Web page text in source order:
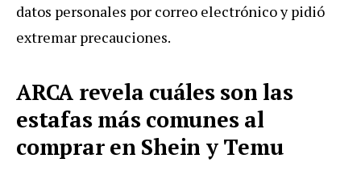
datos personales por correo electrónico y pidió
extremar precauciones.
ARCA revela cuáles son las
estafas más comunes al
comprar en Shein y Temu